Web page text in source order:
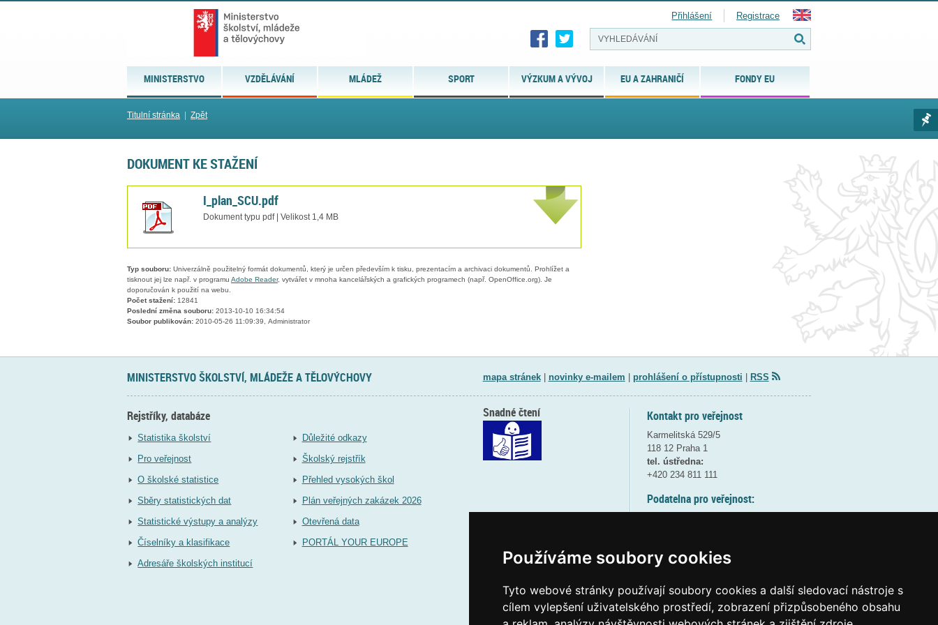
Používáme soubory cookies
Tyto webové stránky používají soubory cookies a další sledovací nástroje s
cílem vylepšení uživatelského prostředí, zobrazení přizpůsobeného obsahu
MINISTERSTVO VZDĚLÁVÁNÍ MLÁDEŽ SPORT VÝZKUM A VÝVOJ EU A ZAHRANIČÍ FONDY EU
Přihlášení Registrace
Titulní stránka Zpět
DOKUMENT KE STAŽENÍ
I_plan_SCU.pdf
Dokument typu pdf | Velikost 1,4 MB
Typ souboru: Univerzálně použitelný formát dokumentů, který je určen především k tisku, prezentacím a archivaci dokumentů. Prohlížet a
tisknout jej lze např. v programu Adobe Reader, vytvářet v mnoha kancelářských a grafických programech (např. OpenOffice.org). Je
doporučován k použití na webu.
Počet stažení: 12841
Poslední změna souboru: 2013-10-10 16:34:54
Soubor publikován: 2010-05-26 11:09:39, Administrator
MINISTERSTVO ŠKOLSTVÍ, MLÁDEŽE A TĚLOVÝCHOVY mapa stránek| novinky e-mailem prohlášení o přístupnosti RSS
Rejstříky, databáze
Statistika školství
Pro veřejnost
O školské statistice
Sběry statistických dat
Statistické výstupy a analýzy
Číselníky a klasifikace
Adresáře školských institucí
Důležité odkazy
Školský rejstřík
Přehled vysokých škol
Plán veřejných zakázek 2026
Otevřená data
PORTÁL YOUR EUROPE
Kontakt pro veřejnost
Karmelitská 529/5
118 12 Praha 1
tel. ústředna:
+420 234 811 111
Podatelna pro veřejnost:
(více informací
Elektronická podatelna:
Snadné čtení